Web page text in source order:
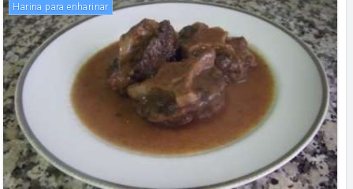
Harina para enharinar